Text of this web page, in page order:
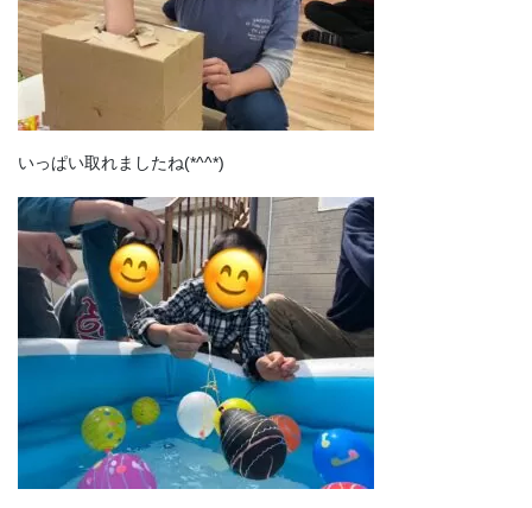
いっぱい取れましたね(*^^*)